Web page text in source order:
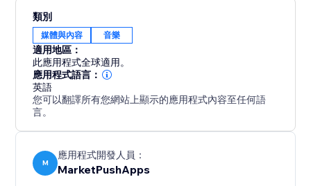
類別
媒體與內容 音樂
適用地區：
此應用程式全球適用。
應用程式語言：
英語
您可以翻譯所有您網站上顯示的應用程式內容至任何語
言。
M
應用程式開發人員：
MarketPushApps